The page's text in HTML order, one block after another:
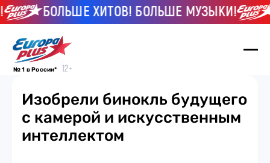
БОЛЬШЕ ХИТОВ! БОЛЬШЕ МУЗЫКИ!
№ 1 в России*
Изобрели бинокль будущего
с камерой и искусственным
интеллектом